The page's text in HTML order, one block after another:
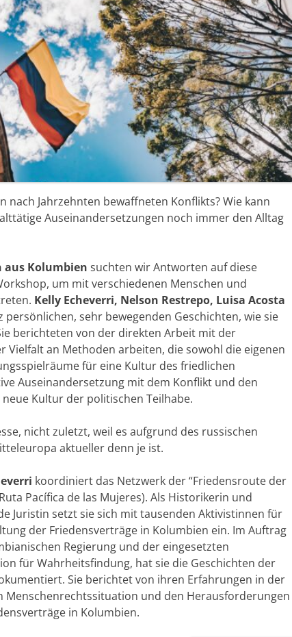
nach Jahrzehnten bewaffneten Konflikts? Wie kann
Auseinandersetzungen noch immer den Alltag
aus Kolumbien suchten wir Antworten auf diese
um mit verschiedenen Menschen und
Kelly Echeverri, Nelson Restrepo, Luisa Acosta
persönlichen, sehr bewegenden Geschichten, wie sie
berichteten von der direkten Arbeit mit der
Vielfalt an Methoden arbeiten, die sowohl die eigenen
für eine Kultur des friedlichen
Auseinandersetzung mit dem Konflikt und den
Kultur der politischen Teilhabe.
nicht zuletzt, weil es aufgrund des russischen
aktueller denn je ist.
koordiniert das Netzwerk der “Friedensroute der
Pacífica de las Mujeres). Als Historikerin und
Juristin setzt sie sich mit tausenden Aktivistinnen für
der Friedensverträge in Kolumbien ein. Im Auftrag
Regierung und der eingesetzten
für Wahrheitsfindung, hat sie die Geschichten der
Sie berichtet von ihren Erfahrungen in der
Menschenrechtssituation und den Herausforderungen
in Kolumbien.